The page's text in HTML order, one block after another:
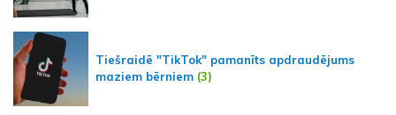
Tiešraidē "TikTok" pamanīts apdraudējums
maziem bērniem (3)